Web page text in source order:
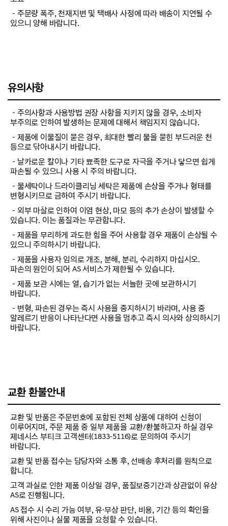
－주문량 폭주, 천재지변 및 택배사 사정에 따라 배송이 지연될 수
있으니 양해 바랍니다.
유의사항
－주의사항과 사용방법 권장 사항을 지키지 않을 경우, 소비자
부주의로 인하여 발생하는 문제에 대해서 책임지지 않습니다.
－제품에 이물질이 묻은 경우, 최대한 빨리 물을 묻힌 부드러운 천
등으로 닦아내시기 바랍니다.
－날카로운 칼이나 기타 뾰족한 도구로 자극을 주거나 닿으면 쉽게
파손될 수 있으니 사용 시 주의 바랍니다.
－물세탁이나 드라이클리닝 세탁은 제품에 손상을 주거나 형태를
변형시키므로 금하여 주시기 바랍니다.
－외부 마찰로 인하여 이염 현상, 마모 등의 추가 손상이 발생할 수
있습니다. 이는 품질과는 무관합니다.
－제품을 무리하게 과도한 힘을 주어 사용할 경우 제품이 손상될 수
있으니 주의하시기 바랍니다.
－제품을 사용자 임의로 개조, 분해, 분리, 수리하지 마십시오.
파손의 원인이 되어 AS 서비스가 제한될 수 있습니다.
－제품 보관 시에는 열, 습기가 없는 서늘한 곳에 보관하시기
바랍니다.
－변형, 파손된 경우는 즉시 사용을 중지하시기 바라며, 사용 중
알레르기 반응이 나타난다면 사용을 멈추고 즉시 의사와 상의하시기
바랍니다.
교환 환불안내
교환 및 반품은 주문번호에 포함된 전체 상품에 대하여 신청이
이루어지며, 주문 제품 중 일부 제품을 교환/환불하고자 하실 경우
제네시스 부티크 고객센터(1833-5116)로 문의하여 주시기
바랍니다.
교환 및 반품 접수는 담당자와 소통 후, 선배송 후처리를 원칙으로
합니다.
고객 과실로 인한 제품 이상일 경우, 품질보증기간과 상관없이 유상
AS로 진행됩니다.
AS 접수 시 수리 가능 여부, 유·무상 판단, 비용, 기간 등의 확인을
위해 사진이나 실물 제품을 요청할 수 있습니다.